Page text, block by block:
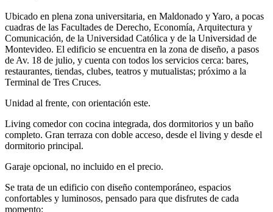
Ubicado en plena zona universitaria, en Maldonado y Yaro, a pocas
cuadras de las Facultades de Derecho, Economía, Arquitectura y
Comunicación, de la Universidad Católica y de la Universidad de
Montevideo. El edificio se encuentra en la zona de diseño, a pasos
de Av. 18 de julio, y cuenta con todos los servicios cerca: bares,
restaurantes, tiendas, clubes, teatros y mutualistas; próximo a la
Terminal de Tres Cruces.
Unidad al frente, con orientación este.
Living comedor con cocina integrada, dos dormitorios y un baño
completo. Gran terraza con doble acceso, desde el living y desde el
dormitorio principal.
Garaje opcional, no incluido en el precio.
Se trata de un edificio con diseño contemporáneo, espacios
confortables y luminosos, pensado para que disfrutes de cada
momento: